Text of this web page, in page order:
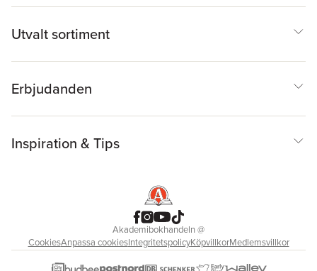
Utvalt sortiment
Erbjudanden
Inspiration & Tips
Akademibokhandeln@
CookiesAnpassa cookiesIntegritetspolicyKöpvillkorMedlemsvillkor